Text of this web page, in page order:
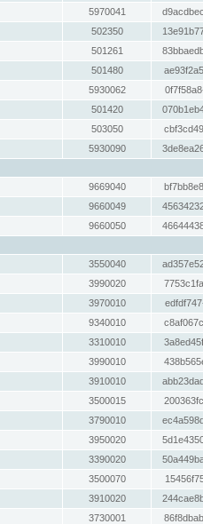
5970041
502350
501261
501480
5930062
501420
503050
5930090
9669040
9660049
9660050
3550040
3990020
3970010
9340010
3310010
3990010
3910010
3500015
3790010
3950020
3390020
3500070
3910020
3730001